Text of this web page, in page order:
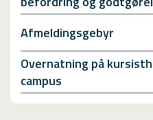
Afmeldingsgebyr
Overnatning på
campus